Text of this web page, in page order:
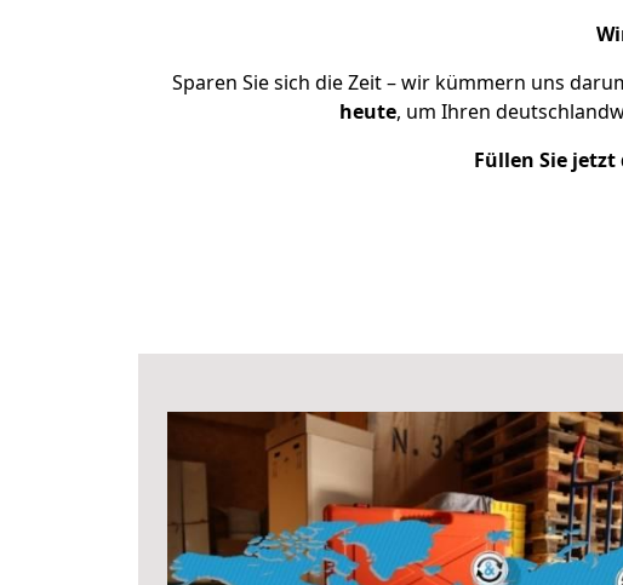
Sparen Sie sich die Zeit – wir kümmern uns
heute, um Ihren
Füllen Sie